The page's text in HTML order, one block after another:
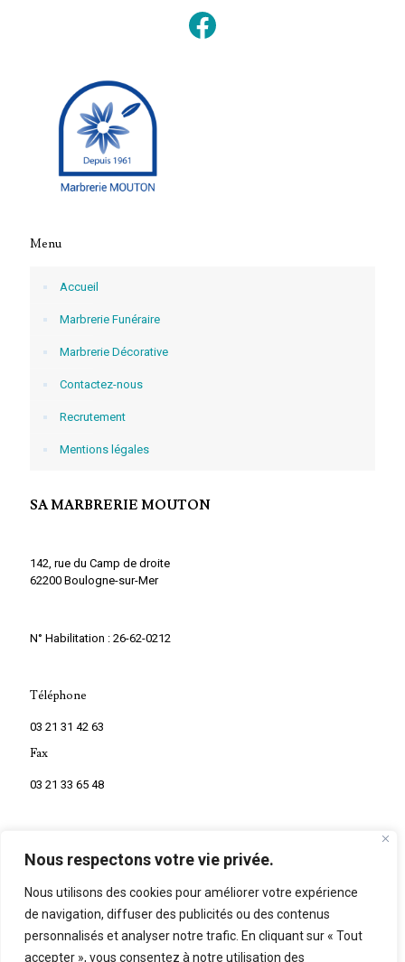
Nous respectons votre vie privée.
Nous utilisons des cookies pour améliorer votre expérience
de navigation, diffuser des publicités ou des contenus
personnalisés et analyser notre trafic. En cliquant sur « Tout
accepter », vous consentez à notre utilisation des
Facebook
Menu
Accueil
Marbrerie Funéraire
Marbrerie Décorative
Contactez-nous
Recrutement
Mentions légales
SA MARBRERIE MOUTON
142, rue du Camp de droite
62200 Boulogne-sur-Mer
N° Habilitation : 26-62-0212
Téléphone
03 21 31 42 63
Fax
03 21 33 65 48
Marbrerie Mouton. Tous droits réservés.